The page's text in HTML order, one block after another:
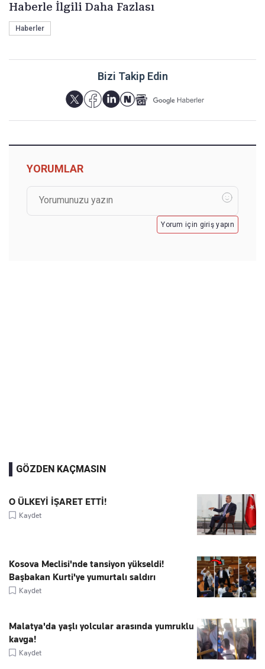
Haberle İlgili Daha Fazlası
Haberler
Bizi Takip Edin
YORUMLAR
Yorum için giriş yapın
GÖZDEN KAÇMASIN
O ÜLKEYİ İŞARET ETTİ!
Kaydet
Kosova Meclisi'nde tansiyon yükseldi!
Başbakan Kurti'ye yumurtalı saldırı
Kaydet
Malatya'da yaşlı yolcular arasında yumruklu
kavga!
Kaydet